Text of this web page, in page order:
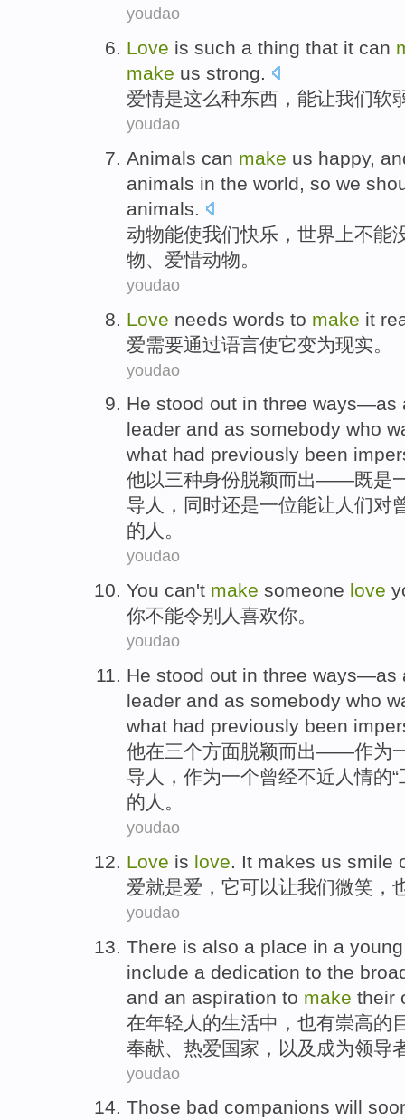
youdao
Love is such a thing that it can
make us strong.
爱情是这么种东西 ， 能让我们软
youdao
Animals can make us happy,
animals in the world, so we
animals.
动物能使我们快乐 ， 世界上不能
物、 爱惜动物。
youdao
Love needs words to make it
爱需要通过语言使它变为现实 。
youdao
He stood out in three ways—as
leader and as somebody who
what had previously been
他以三种身份脱颖而出——既是
导人
， 同时还是一位能让 人们对
的 人 。
youdao
You can't make someone love
你不能令别人 喜欢你。
youdao
He stood out in three ways—as
leader and as somebody who
what had previously been
他在三个方面脱颖而出——作为
导人
，作为一个曾经不近人情的
的 人 。
youdao
Love is love. It makes us smile
爱就是爱， 它可以让我们微笑 ，
youdao
There is also a place in a young
include a dedication to the
and an aspiration to make their
在年轻人 的生活中 ， 也有崇高的
奉献、 热爱国家 ， 以及 成为领导
youdao
Those bad companions will